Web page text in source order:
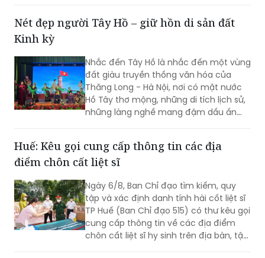
biến tập trung vào hành vi chạy quá
Nét đẹp người Tây Hồ – giữ hồn di sản đất
Kinh kỳ
Nhắc đến Tây Hồ là nhắc đến một vùng
đất giàu truyền thống văn hóa của
Thăng Long - Hà Nội, nơi có mặt nước
Hồ Tây thơ mộng, những di tích lịch sử,
những làng nghề mang đậm dấu ấn
nghìn năm văn hiến.
Huế: Kêu gọi cung cấp thông tin các địa
điểm chôn cất liệt sĩ
Ngày 6/8, Ban Chỉ đạo tìm kiếm, quy
tập và xác định danh tính hài cốt liệt sĩ
TP Huế (Ban Chỉ đạo 515) có thư kêu gọi
cung cấp thông tin về các địa điểm
chôn cất liệt sĩ hy sinh trên địa bàn, tập